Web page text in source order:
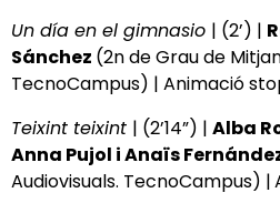
Un día en el gimnasio | (2’) |
Sánchez (2n de Grau de
TecnoCampus) | Animació
Teixint teixint | (2’14”) | Alba
Anna Pujol i Anaïs
Audiovisuals. TecnoCampus) |